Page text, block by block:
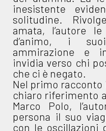
inesistente
solitudine.
amata, l’autore
d’animo, i
ammirazione e
invidia verso chi
che ci è negato.
Nel primo racconto
chiaro riferimento
Marco Polo,
persona il suo
con le oscillazioni